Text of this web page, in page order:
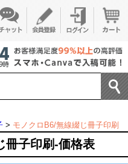
> モノクロB6/無線綴じ冊子印刷
冊子印刷-価格表